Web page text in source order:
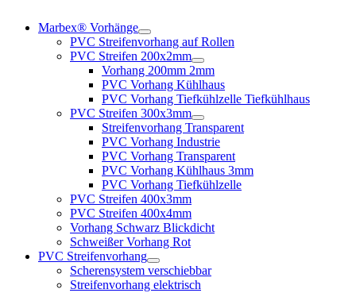
Marbex® Vorhänge
PVC Streifenvorhang auf Rollen
PVC Streifen 200x2mm
Vorhang 200mm 2mm
PVC Vorhang Kühlhaus
PVC Vorhang Tiefkühlzelle Tiefkühlhaus
PVC Streifen 300x3mm
Streifenvorhang Transparent
PVC Vorhang Industrie
PVC Vorhang Transparent
PVC Vorhang Kühlhaus 3mm
PVC Vorhang Tiefkühlzelle
PVC Streifen 400x3mm
PVC Streifen 400x4mm
Vorhang Schwarz Blickdicht
Schweißer Vorhang Rot
PVC Streifenvorhang
Scherensystem verschiebbar
Streifenvorhang elektrisch